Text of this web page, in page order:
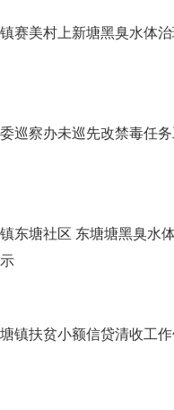
赛美村上新塘黑臭水体
巡察办未巡先改禁毒任
东塘社区 东塘塘黑臭水
镇扶贫小额信贷清收工